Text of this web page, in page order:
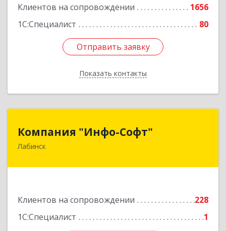
Клиентов на сопровождении
1656
1С:Специалист
80
Отправить заявку
Показать контакты
Отправить заявку
Назад
Компания "Инфо-Софт"
Лабинск
Клиентов на сопровождении
228
1С:Специалист
1
Компания "Инфо-Софт"
352500, Краснодарский край, Лабинский р-н,